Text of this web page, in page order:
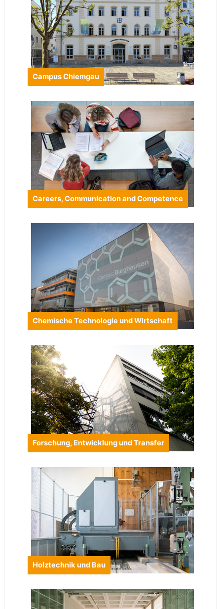
Campus Chiemgau
Careers, Communication and Competence
Chemische Technologie und Wirtschaft
Forschung, Entwicklung und Transfer
Holztechnik und Bau